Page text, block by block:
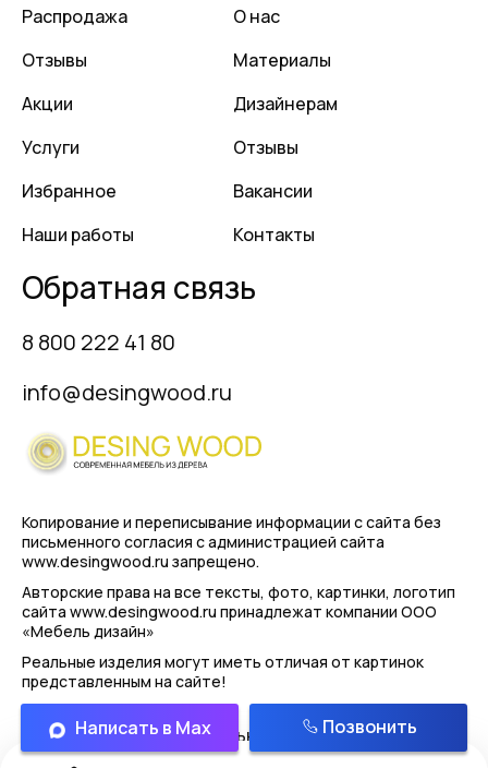
Распродажа
Отзывы
Акции
Услуги
Избранное
Наши работы
О нас
Материалы
Дизайнерам
Отзывы
Вакансии
Контакты
Обратная связь
8 800 222 41 80
info@desingwood.ru
Копирование и переписывание информации с сайта без
письменного согласия с администрацией сайта
www.desingwood.ru запрещено.
Авторские права на все тексты, фото, картинки, логотип
сайта www.desingwood.ru принадлежат компании ООО
«Мебель дизайн»
Реальные изделия могут иметь отличая от картинок
представленным на сайте!
Политика конфиденциальности
Написать в Max Позвонить